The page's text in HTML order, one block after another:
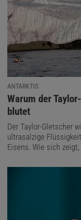
ANTARKTIS
:
Warum der
blutet
Der Taylor-Gletscher
ultrasalzige
Eisens. Wie sich zeigt,